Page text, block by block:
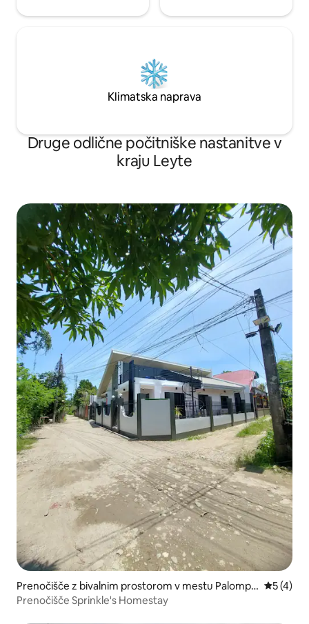
Klimatska naprava
Druge odlične počitniške nastanitve v
kraju Leyte
Prenočišče z bivalnim prostorom v mestu Palompo
n
5 (4)
Prenočišče Sprinkle's Homestay